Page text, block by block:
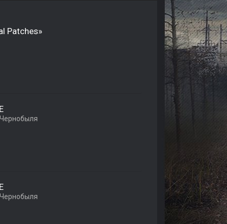
Patches»